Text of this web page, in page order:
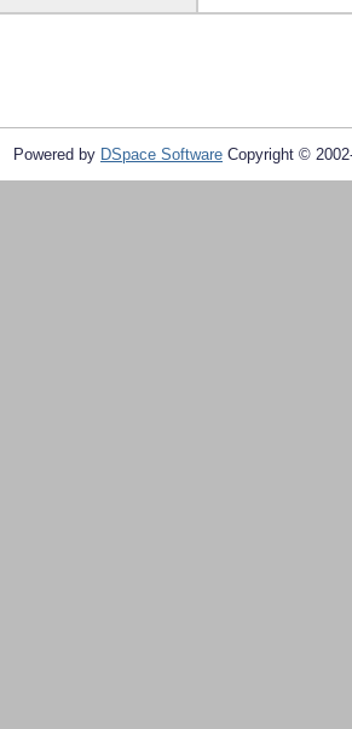
Powered by DSpace Software Copyright ©